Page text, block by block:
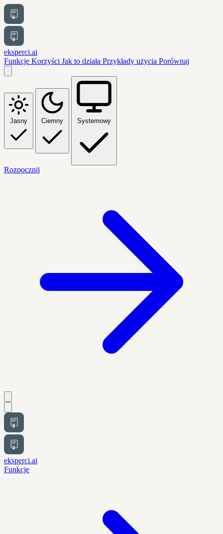
eksperci.ai
Funkcje Korzyści Jak to działa Przykłady użycia Porównaj
Jasny Ciemny Systemowy
Rozpocznij
eksperci.ai
Funkcje